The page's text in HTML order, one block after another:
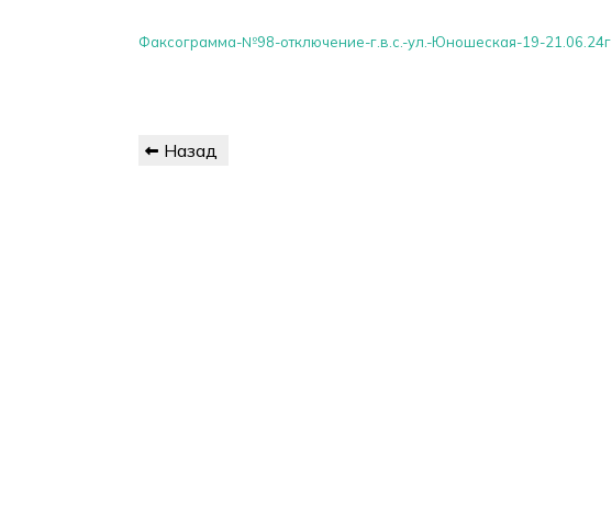
Факсограмма-№98-отключение-г.в.с.-ул.-Юношеская-19-21.06.24г
Навигация
по
Предыдущая
Назад